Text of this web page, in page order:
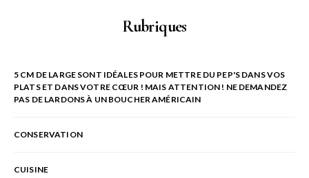
Rubriques
5 CM DE LARGE SONT IDÉALES POUR METTRE DU PEP'S DANS VOS
PLATS ET DANS VOTRE CŒUR ! MAIS ATTENTION ! NE DEMANDEZ
PAS DE LARDONS À UN BOUCHER AMÉRICAIN
CONSERVATION
CUISINE